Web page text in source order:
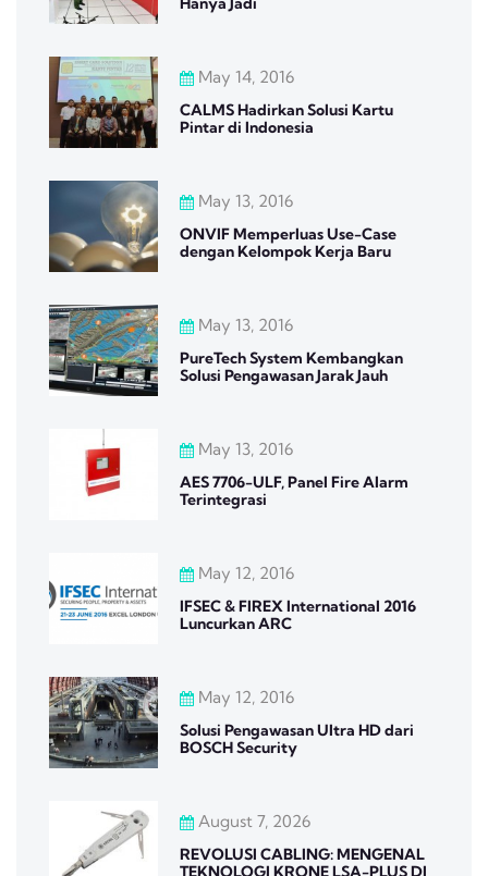
May 14, 2016
CALMS Hadirkan Solusi Kartu
Pintar di Indonesia
May 13, 2016
ONVIF Memperluas Use-Case
dengan Kelompok Kerja Baru
May 13, 2016
PureTech System Kembangkan
Solusi Pengawasan Jarak Jauh
May 13, 2016
AES 7706-ULF, Panel Fire Alarm
Terintegrasi
May 12, 2016
IFSEC & FIREX International 2016
Luncurkan ARC
May 12, 2016
Solusi Pengawasan Ultra HD dari
BOSCH Security
August 7, 2026
REVOLUSI CABLING: MENGENAL
TEKNOLOGI KRONE LSA-PLUS DI